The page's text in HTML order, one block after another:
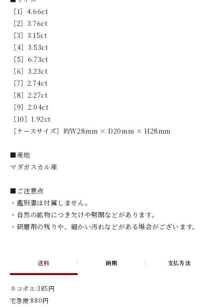
［1］4.66ct
［2］3.76ct
［3］3.15ct
［4］3.53ct
［5］6.73ct
［6］3.23ct
［7］2.74ct
［8］2.27ct
［9］2.04ct
［10］1.92ct
［ケースサイズ］約W28mm × D20mm × H28mm
■産地
マダガスカル産
■ご注意点
・鑑別書は付属しません。
・自然の鉱物につき欠けや劈開などがあります。
・研磨剤の残りや、細かい汚れなどがある場合がございます。
送料 納期 支払方法
ネコポス:385円
宅急便:880円